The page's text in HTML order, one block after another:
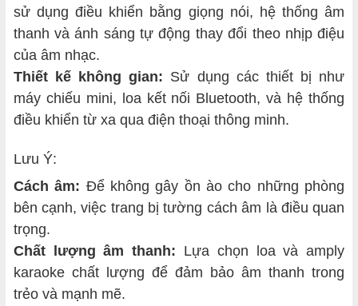
sử dụng điều khiển bằng giọng nói, hệ thống âm
thanh và ánh sáng tự động thay đổi theo nhịp điệu
của âm nhạc.
Thiết kế không gian: Sử dụng các thiết bị như
máy chiếu mini, loa kết nối Bluetooth, và hệ thống
điều khiển từ xa qua điện thoại thông minh.
Lưu Ý:
Cách âm: Để không gây ồn ào cho những phòng
bên cạnh, việc trang bị tường cách âm là điều quan
trọng.
Chất lượng âm thanh: Lựa chọn loa và amply
karaoke chất lượng để đảm bảo âm thanh trong
trẻo và mạnh mẽ.